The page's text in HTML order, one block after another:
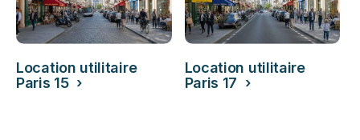
Location utilitaire
Paris 15 ›
Location utilitaire
Paris 17 ›